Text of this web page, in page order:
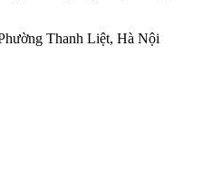
Thanh Liệt, Hà Nội